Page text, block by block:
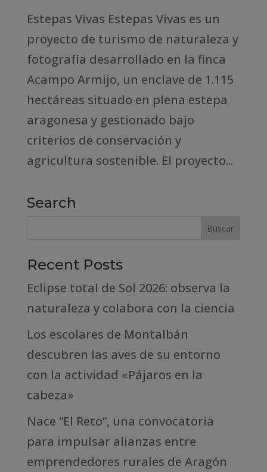
Estepas Vivas Estepas Vivas es un
proyecto de turismo de naturaleza y
fotografía desarrollado en la finca
Acampo Armijo, un enclave de 1.115
hectáreas situado en plena estepa
aragonesa y gestionado bajo
criterios de conservación y
agricultura sostenible. El proyecto...
Search
Recent Posts
Eclipse total de Sol 2026: observa la
naturaleza y colabora con la ciencia
Los escolares de Montalbán
descubren las aves de su entorno
con la actividad «Pájaros en la
cabeza»
Nace “El Reto”, una convocatoria
para impulsar alianzas entre
emprendedores rurales de Aragón